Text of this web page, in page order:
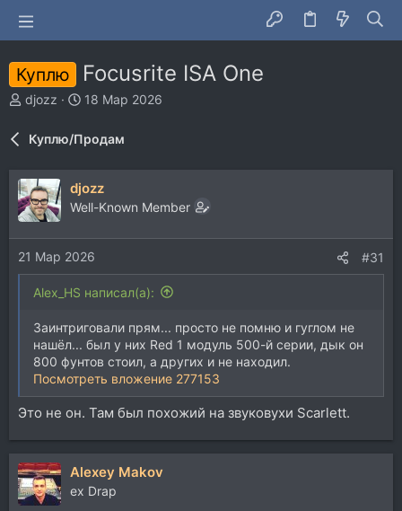
Куплю Focusrite ISA One
А
т
р
т
е
м
djozz
Д
а
н
а
ч
а
18 Мар 2026
Куплю/Продам
djozz
Well-Known Member
21 Мар 2026 #31
Alex_HS написал(а):
Заинтриговали прям... просто не помню и гуглом не
нашёл... был у них Red 1 модуль 500-й серии, дык он
800 фунтов стоил, а других и не находил.
Посмотреть вложение 277153
Это не он. Там был похожий на звуковухи Scarlett.
Alexey Makov
ex Drap